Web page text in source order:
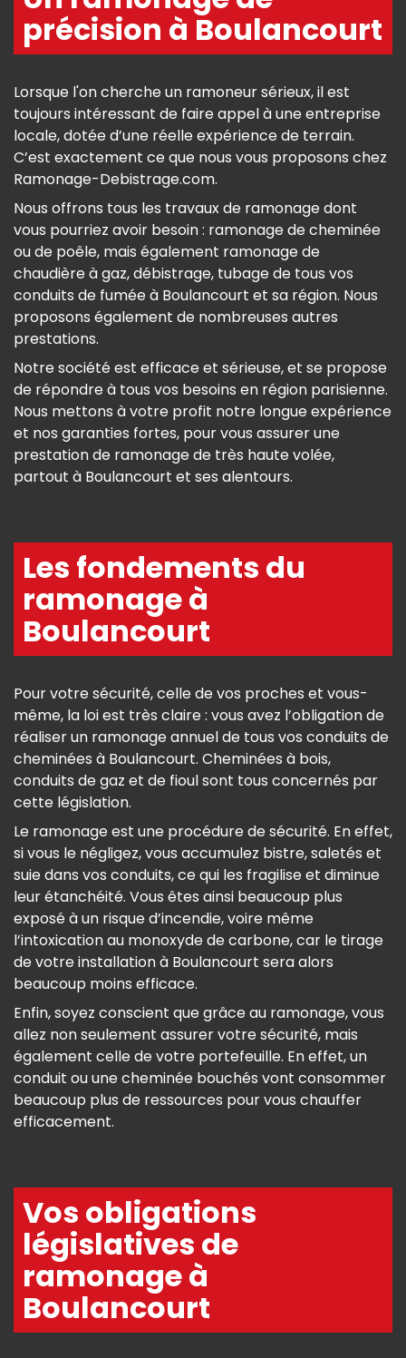
précision à Boulancourt
Lorsque l'on cherche un ramoneur sérieux, il est
toujours intéressant de faire appel à une entreprise
locale, dotée d’une réelle expérience de terrain.
C’est exactement ce que nous vous proposons chez
Ramonage-Debistrage.com.
Nous offrons tous les travaux de ramonage dont
vous pourriez avoir besoin : ramonage de cheminée
ou de poêle, mais également ramonage de
chaudière à gaz, débistrage, tubage de tous vos
conduits de fumée à Boulancourt et sa région. Nous
proposons également de nombreuses autres
prestations.
Notre société est efficace et sérieuse, et se propose
de répondre à tous vos besoins en région parisienne.
Nous mettons à votre profit notre longue expérience
et nos garanties fortes, pour vous assurer une
prestation de ramonage de très haute volée,
partout à Boulancourt et ses alentours.
Les fondements du
ramonage à
Boulancourt
Pour votre sécurité, celle de vos proches et vous-
même, la loi est très claire : vous avez l’obligation de
réaliser un ramonage annuel de tous vos conduits de
cheminées à Boulancourt. Cheminées à bois,
conduits de gaz et de fioul sont tous concernés par
cette législation.
Le ramonage est une procédure de sécurité. En effet,
si vous le négligez, vous accumulez bistre, saletés et
suie dans vos conduits, ce qui les fragilise et diminue
leur étanchéité. Vous êtes ainsi beaucoup plus
exposé à un risque d’incendie, voire même
l’intoxication au monoxyde de carbone, car le tirage
de votre installation à Boulancourt sera alors
beaucoup moins efficace.
Enfin, soyez conscient que grâce au ramonage, vous
allez non seulement assurer votre sécurité, mais
également celle de votre portefeuille. En effet, un
conduit ou une cheminée bouchés vont consommer
beaucoup plus de ressources pour vous chauffer
efficacement.
Vos obligations
législatives de
ramonage à
Boulancourt